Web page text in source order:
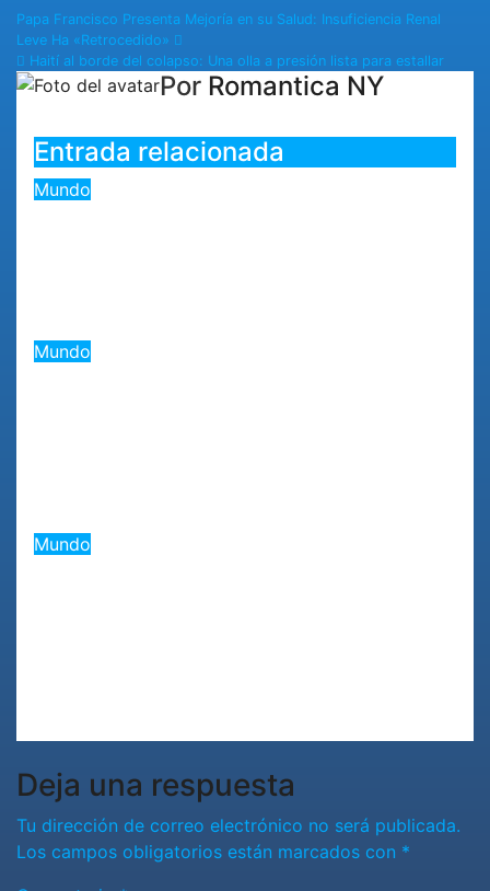
Papa Francisco Presenta Mejoría en su Salud: Insuficiencia Renal
Leve Ha «Retrocedido»
Haití al borde del colapso: Una olla a presión lista para estallar
Por Romantica NY
Entrada relacionada
Mundo
Mundo
Mundo
Deja una respuesta
Tu dirección de correo electrónico no será publicada.
Los campos obligatorios están marcados con *